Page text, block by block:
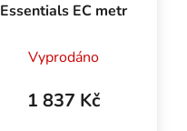
Essentials EC metr
Vyprodáno
1 837 Kč